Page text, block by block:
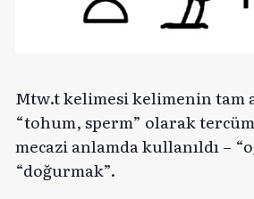
Mtw.t kelimesi kelimenin tam
“tohum, sperm” olarak
mecazi anlamda kullanıldı –
“doğurmak”.